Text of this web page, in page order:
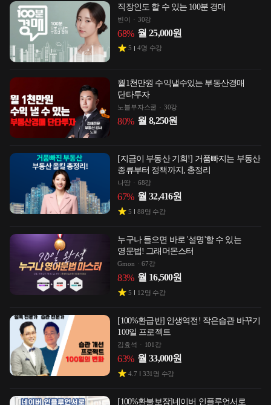
직장인도 할 수 있는 100분 경매
빈이 30강
68% 월 25,000원
5 4명 수강
월1천만원 수익낼수있는 부동산경매
단타투자
노블부자스쿨 30강
80% 월 8,250원
[지금이 부동산 기회!] 거품빠지는 부동산
종류부터 정책까지, 총정리
나땅 68강
67% 월 32,416원
5 88명 수강
누구나 들으면 바로 '설명'할 수 있는
영문법! 그래머몬스터
Gmon 67강
83% 월 16,500원
5 12명 수강
[100%환급반] 인생역전! 작은습관 바꾸기
100일 프로젝트
김효석 101강
63% 월 33,000원
4.7 331 명 수강
[100%환불보장]네이버 인플루언서로